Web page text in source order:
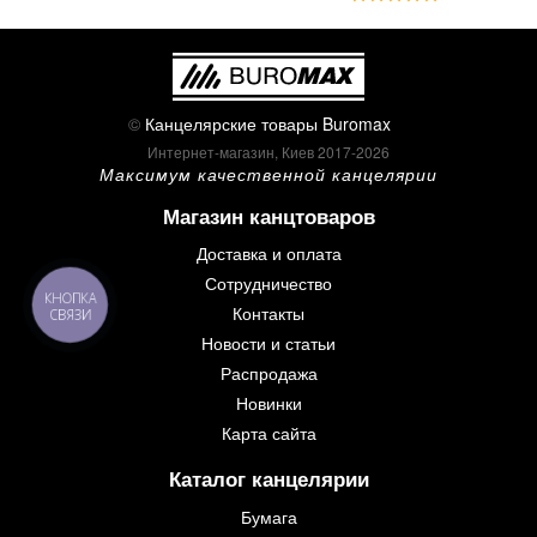
© Канцелярские товары Buromax
Интернет-магазин, Киев 2017-2026
Максимум качественной канцелярии
Магазин канцтоваров
Доставка и оплата
Сотрудничество
Контакты
Новости и статьи
Распродажа
Новинки
Карта сайта
Каталог канцелярии
Бумага
КНОПКА
СВЯЗИ